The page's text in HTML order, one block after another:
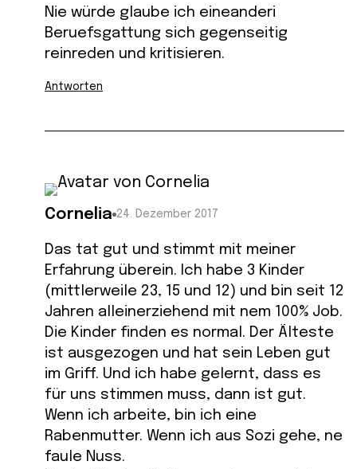
Nie würde glaube ich eineanderi
Beruefsgattung sich gegenseitig
reinreden und kritisieren.
Antworten
Cornelia 24. Dezember 2017
Das tat gut und stimmt mit meiner
Erfahrung überein. Ich habe 3 Kinder
(mittlerweile 23, 15 und 12) und bin seit 12
Jahren alleinerziehend mit nem 100% Job.
Die Kinder finden es normal. Der Älteste
ist ausgezogen und hat sein Leben gut
im Griff. Und ich habe gelernt, dass es
für uns stimmen muss, dann ist gut.
Wenn ich arbeite, bin ich eine
Rabenmutter. Wenn ich aus Sozi gehe, ne
faule Nuss.